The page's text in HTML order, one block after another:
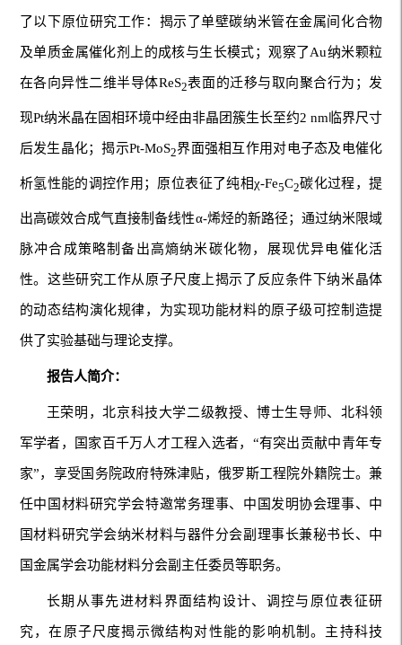
了以下原位研究工作：揭示了单壁碳纳米管在金属间化合物
及单质金属催化剂上的成核与生长模式；观察了Au纳米颗粒
在各向异性二维半导体ReS2表面的迁移与取向聚合行为；发
现Pt纳米晶在固相环境中经由非晶团簇生长至约2 nm临界尺寸
后发生晶化；揭示Pt-MoS2界面强相互作用对电子态及电催化
析氢性能的调控作用；原位表征了纯相χ-Fe5C2碳化过程，提
出高碳效合成气直接制备线性α-烯烃的新路径；通过纳米限域
脉冲合成策略制备出高熵纳米碳化物，展现优异电催化活
性。这些研究工作从原子尺度上揭示了反应条件下纳米晶体
的动态结构演化规律，为实现功能材料的原子级可控制造提
供了实验基础与理论支撑。
报告人简介：
王荣明，北京科技大学二级教授、博士生导师、北科领
军学者，国家百千万人才工程入选者，“有突出贡献中青年专
家”，享受国务院政府特殊津贴，俄罗斯工程院外籍院士。兼
任中国材料研究学会特邀常务理事、中国发明协会理事、中
国材料研究学会纳米材料与器件分会副理事长兼秘书长、中
国金属学会功能材料分会副主任委员等职务。
长期从事先进材料界面结构设计、调控与原位表征研
究，在原子尺度揭示微结构对性能的影响机制。主持科技